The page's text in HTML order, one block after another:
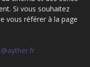
Si vous souhaitez
vous référer à la page